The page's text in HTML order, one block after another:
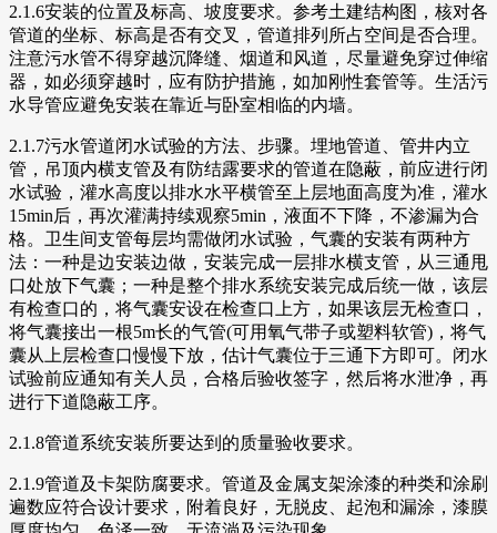
2.1.6安装的位置及标高、坡度要求。参考土建结构图，核对各
管道的坐标、标高是否有交叉，管道排列所占空间是否合理。
注意污水管不得穿越沉降缝、烟道和风道，尽量避免穿过伸缩
器，如必须穿越时，应有防护措施，如加刚性套管等。生活污
水导管应避免安装在靠近与卧室相临的内墙。
2.1.7污水管道闭水试验的方法、步骤。埋地管道、管井内立
管，吊顶内横支管及有防结露要求的管道在隐蔽，前应进行闭
水试验，灌水高度以排水水平横管至上层地面高度为准，灌水
15min后，再次灌满持续观察5min，液面不下降，不渗漏为合
格。卫生间支管每层均需做闭水试验，气囊的安装有两种方
法：一种是边安装边做，安装完成一层排水横支管，从三通甩
口处放下气囊；一种是整个排水系统安装完成后统一做，该层
有检查口的，将气囊安设在检查口上方，如果该层无检查口，
将气囊接出一根5m长的气管(可用氧气带子或塑料软管)，将气
囊从上层检查口慢慢下放，估计气囊位于三通下方即可。闭水
试验前应通知有关人员，合格后验收签字，然后将水泄净，再
进行下道隐蔽工序。
2.1.8管道系统安装所要达到的质量验收要求。
2.1.9管道及卡架防腐要求。管道及金属支架涂漆的种类和涂刷
遍数应符合设计要求，附着良好，无脱皮、起泡和漏涂，漆膜